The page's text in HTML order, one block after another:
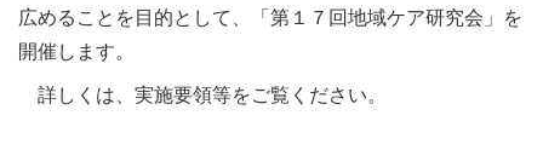
広めることを目的として、「第１７回地域ケア研究会」を
開催します。
詳しくは、実施要領等をご覧ください。